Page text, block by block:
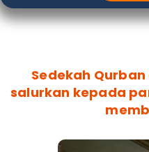
Sedekah
salurkan kepada